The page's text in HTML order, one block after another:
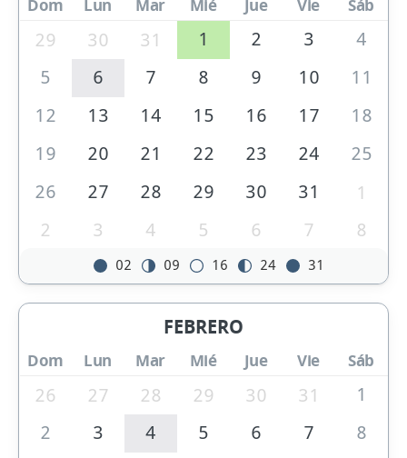
Dom Lun Mar Mié Jue Vie Sáb
29 30 31 1 2 3
4
5
6 7 8 9 10
11
12
13 14 15 16 17
18
19
20 21 22 23 24
25
26
27 28 29 30 31
1
2
3 4 5 6 7 8
02 09 16 24 31
FEBRERO
Dom Lun Mar Mié Jue Vie Sáb
26 27 28 29 30 31
1
2
3 4 5 6 7
8